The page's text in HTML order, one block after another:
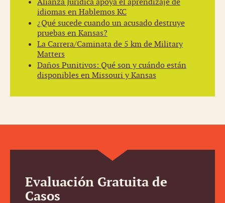
idiomas en Hablemos KC
¿Qué sucede cuando un acusado destruye
pruebas en Kansas?
La Carrera/Caminata de 5 km de Military
Matters
Daños Punitivos: Qué son y cuándo están
disponibles en Missouri y Kansas
Evaluación Gratuita de
Casos